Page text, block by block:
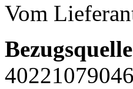
Vom
Bezugsquelle